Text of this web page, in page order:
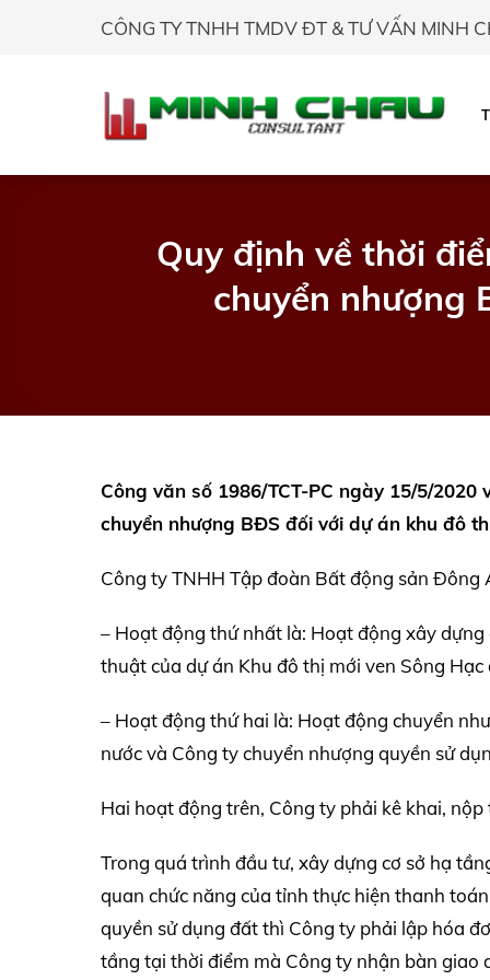
CÔNG TY TNHH TMDV ĐT & TƯ VẤN MINH
Quy định về thời
chuyển nhượng
Công văn số 1986/TCT-PC ngày 15/5/
chuyển nhượng BĐS đối với dự án khu đô
Công ty TNHH Tập đoàn Bất động sản
– Hoạt động thứ nhất là: Hoạt động xây
thuật của dự án Khu đô thị mới ven Sông
– Hoạt động thứ hai là: Hoạt động chuyển
nước và Công ty chuyển nhượng quyền sử
Hai hoạt động trên, Công ty phải kê khai,
Trong quá trình đầu tư, xây dựng cơ sở hạ
quan chức năng của tỉnh thực hiện thanh
quyền sử dụng đất thì Công ty phải lập hóa
tầng tại thời điểm mà Công ty nhận bàn giao